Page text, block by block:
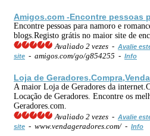
Amigos.com -Encontre pessoas
Encontre pessoas para namoro e
blogs.Registo grátis no maior site de
Avaliado 2 vezes - Avalie
site - amigos.com/go/g854255 - Info
Loja de Geradores.Compra,Venda
A maior Loja de Geradores da
Locação de Geradores. Encontre os
Geradores.com.
Avaliado 2 vezes - Avalie
site - www.vendageradores.com/ - Info